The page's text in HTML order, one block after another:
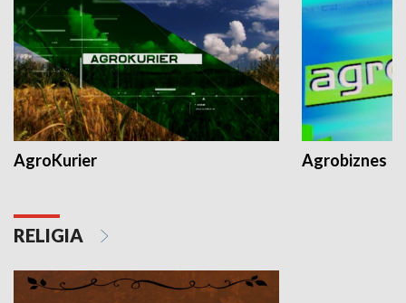
AgroKurier Agrobiznes
RELIGIA